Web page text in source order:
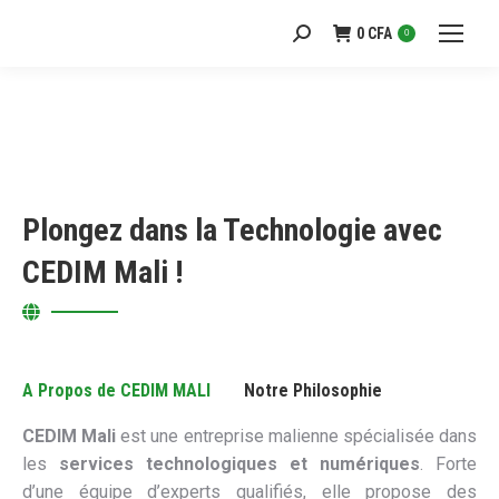
Recherche
0 CFA 0
Plongez dans la Technologie avec
CEDIM Mali !
A Propos de CEDIM MALI Notre Philosophie
CEDIM Mali est une entreprise malienne spécialisée dans
les services technologiques et numériques. Forte
d’une équipe d’experts qualifiés, elle propose des